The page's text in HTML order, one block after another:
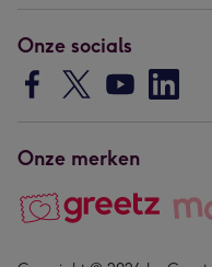
Onze socials
Onze merken